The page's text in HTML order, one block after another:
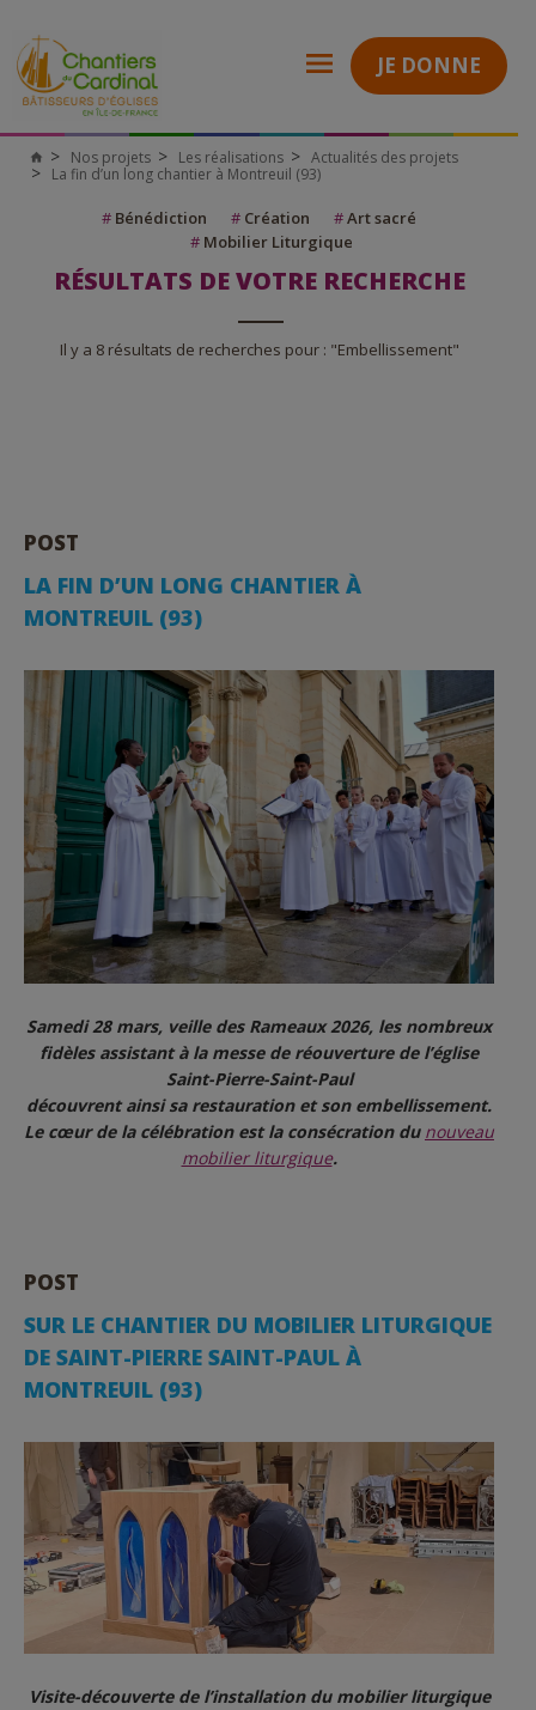
JE DONNE
Nos projets Les réalisations
Actualités des projets
La fin d’un long chantier à Montreuil (93)
# Bénédiction # Création #Art sacré
#Mobilier Liturgique
RÉSULTATS DE VOTRE RECHERCHE
Il y a 8 résultats de recherches pour : "Embellissement"
POST
LA FIN D’UN LONG CHANTIER À
MONTREUIL (93)
Samedi 28 mars, veille des Rameaux 2026, les nombreux
fidèles assistant à la messe de réouverture de l’église
Saint-Pierre-Saint-Paul
découvrent ainsi sa restauration et son embellissement.
Le cœur de la célébration est la consécration du nouveau
mobilier liturgique.
POST
SUR LE CHANTIER DU MOBILIER LITURGIQUE
DE SAINT-PIERRE SAINT-PAUL À
MONTREUIL (93)
Visite-découverte de l’installation du mobilier liturgique